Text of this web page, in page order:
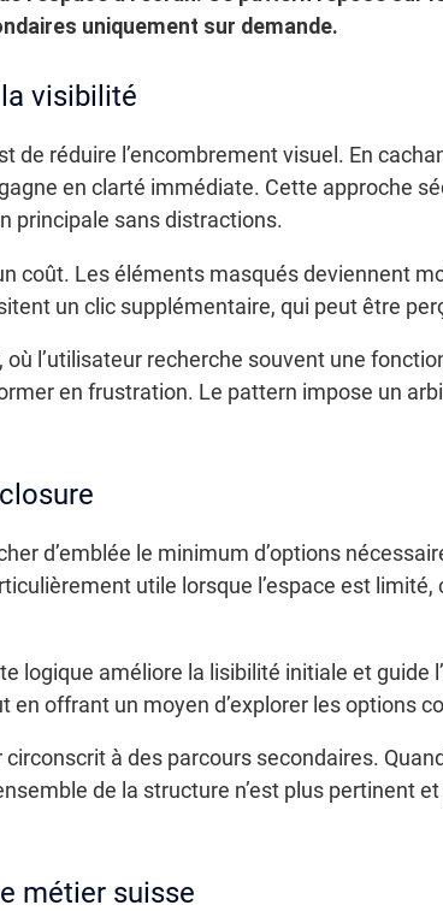
uniquement sur demande.
visibilité
de réduire l’encombrement visuel. En
en clarté immédiate. Cette approche
principale sans distractions.
coût. Les éléments masqués deviennent
un clic supplémentaire, qui peut être
où l’utilisateur recherche souvent une
en frustration. Le pattern impose un
d’emblée le minimum d’options
utile lorsque l’espace est
logique améliore la lisibilité initiale et guide
en offrant un moyen d’explorer les options
à des parcours secondaires.
de la structure n’est plus pertinent
métier suisse